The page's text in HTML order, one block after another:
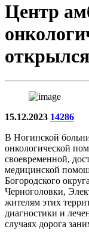
Центр
15.12.2023 14286
В Ногинской
онкологической
своевременной,
медицинской
Богородского
Черноголовки,
жителям этих
диагностики и
случаях дорога